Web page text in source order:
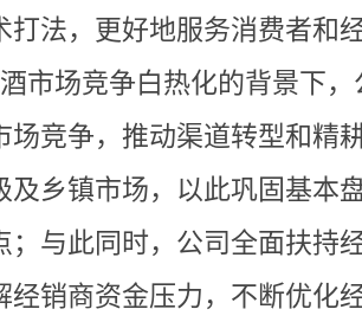
打法，更好地服务消费者和
市场竞争白热化的背景下，
场竞争，推动渠道转型和精
及乡镇市场，以此巩固基本
；与此同时，公司全面扶持
经销商资金压力，不断优化